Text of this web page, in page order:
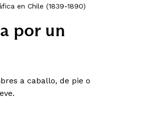
en Chile (1839-1890)
por un
a caballo, de pie o